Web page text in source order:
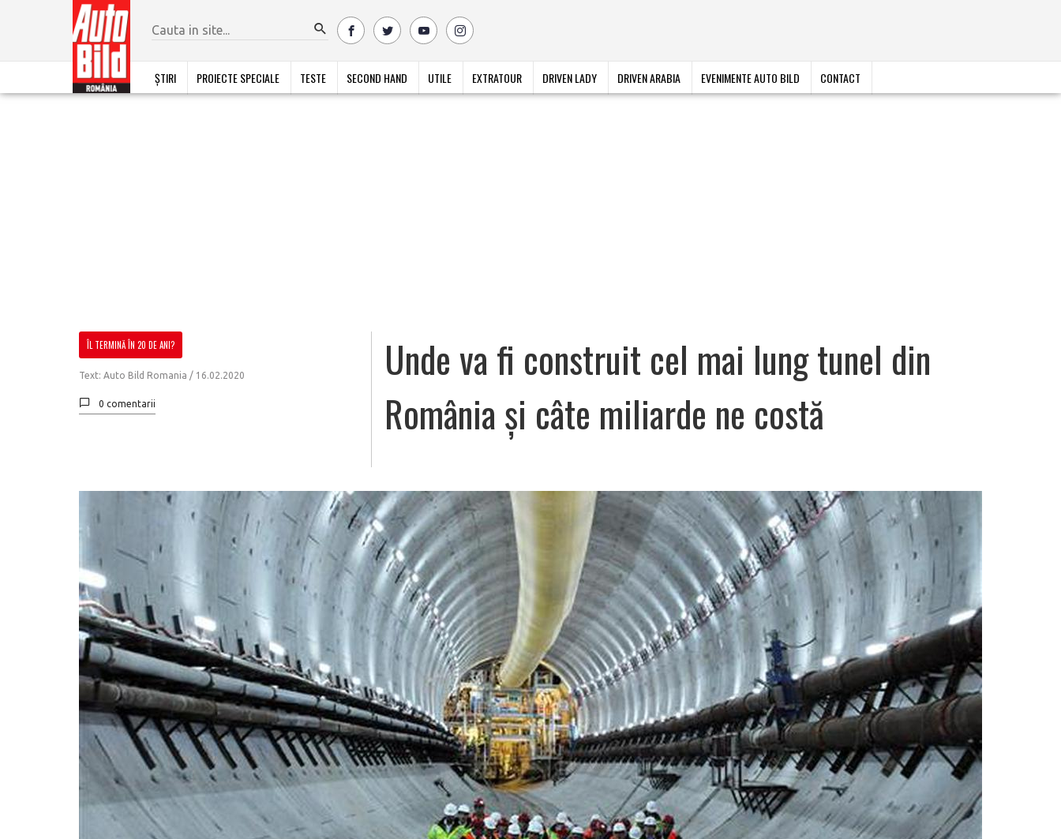
ȘTIRI PROIECTE SPECIALE TESTE SECOND HAND UTILE EXTRATOUR DRIVEN LADY DRIVEN ARABIA EVENIMENTE AUTO BILD CONTACT
ÎL TERMINĂ ÎN 20 DE ANI?
Text: Auto Bild Romania / 16.02.2020
0 comentarii
Unde va fi construit cel mai lung tunel din
România și câte miliarde ne costă